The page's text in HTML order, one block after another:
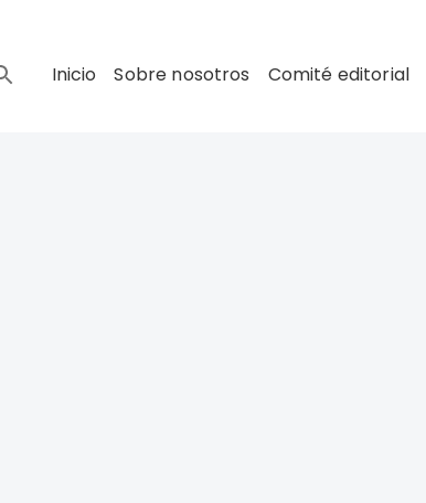
Inicio Sobre nosotros Comité editorial